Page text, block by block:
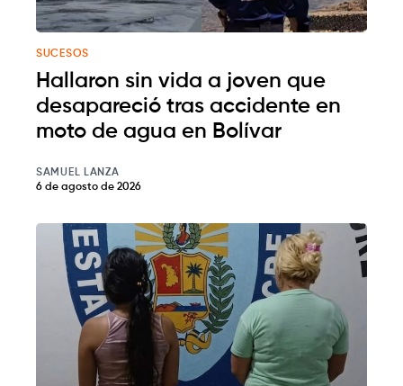
SUCESOS
Hallaron sin vida a joven que
desapareció tras accidente en
moto de agua en Bolívar
SAMUEL LANZA
6 de agosto de 2026